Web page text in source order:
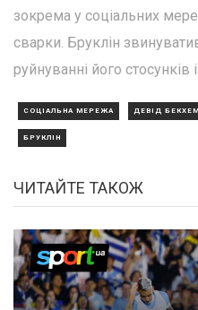
зокрема у соціальних
сварки. Бруклін
руйнуванні його
СОЦІАЛЬНА МЕРЕЖА ДЕВІД БЕКХЕМ
БРУКЛІН
ЧИТАЙТЕ ТАКОЖ